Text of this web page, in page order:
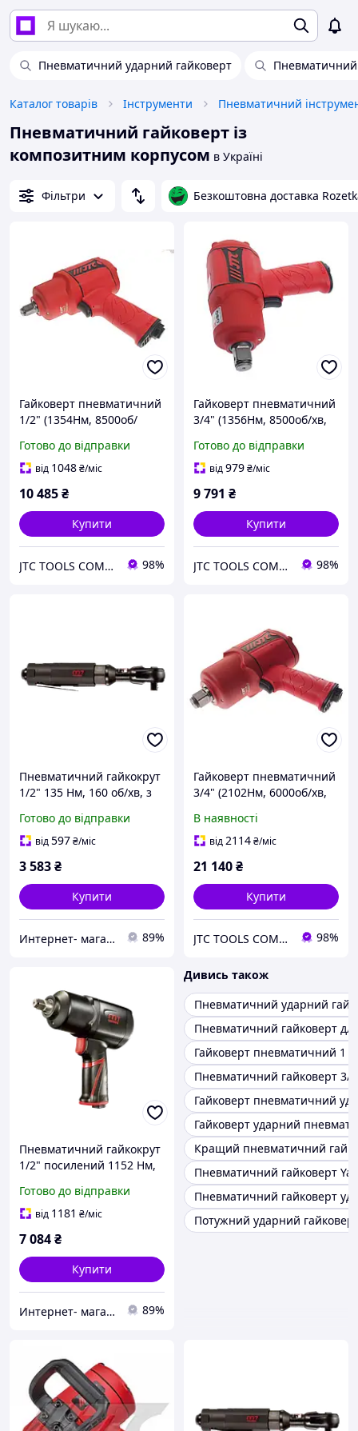
Пневматичний ударний гайковерт Пневматичний
Каталог товарів Інструменти Пневматичний
Пневматичний гайковерт із
композитним корпусом в Україні
Фільтри Безкоштовна доставка
Гайковерт пневматичний
1/2" (1354Нм, 8500об/
композитний корпус 7657
JTC
Готово до відправки
від 1048₴/міс
10 485₴
Купити
JTC TOOLS COMPANY 98%
Гайковерт пневматичний
3/4" (1356Нм, 8500об/хв,
композитний корпус 7658
JTC
Готово до відправки
від979₴/міс
9 791 ₴
Купити
JTC TOOLS COMPANY 98%
Пневматичний гайкокрут
1/2" 135 Нм, 160 об/хв, з
артикул 9-NE-443
Готово до відправки
від597₴/міс
3 583₴
Купити
Интернет- магазин "AKB-OK" 89%
Гайковерт пневматичний
3/4" (2102Нм, 6000об/хв,
композитний корпус 7659
JTC
В наявності
від2114₴/міс
21 140₴
Купити
JTC TOOLS COMPANY 98%
Пневматичний гайкокрут
1/2" посилений 1152 Нм,
корпусом, модель 9-NC-
4233Q (105 символів)
Готово до відправки
від 1181 ₴/міс
7 084₴
Купити
Интернет- магазин "AKB-OK" 89%
Дивись також
Пневматичний ударний
Пневматичний гайковерт
Гайковерт пневматичний 1
Пневматичний гайковерт 3/4
Гайковерт пневматичний
Гайковерт ударний
Кращий пневматичний
Пневматичний гайковерт
Пневматичний гайковерт
Потужний ударний